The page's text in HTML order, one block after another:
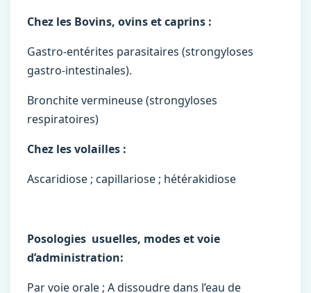
Chez les Bovins, ovins et caprins :
Gastro-entérites parasitaires (strongyloses
gastro-intestinales).
Bronchite vermineuse (strongyloses
respiratoires)
Chez les volailles :
Ascaridiose ; capillariose ; hétérakidiose
Posologies usuelles, modes et voie
d’administration:
Par voie orale ; A dissoudre dans l’eau de